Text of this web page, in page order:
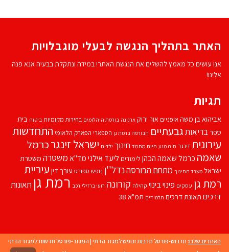
האתר בתהליך הנגשה לבעלי מוגבלויות
אנו עושים כל מאמץ להשלים את הנגשת האתר! במידה ונתקלת בבעיה אנא פנה
אלינו!
תגיות
אביהוא בן משהאופניים אור ירוק ארנונה בורסת היהלומים בחירות מקומיות ביטוח בית
ספרבריאותגבעתיים הבורסה ברמת גן הספארי הפארק הלאומי התחדשות
עירוניתזינגר חיה מנע חיות מחמד חינוך ילדים ישראל זינגרכרמל
שאמה כרמל שאמה הכהן לימודים ליעד אילנימד''אמשטרה משטרת
ישראל משרד החינוך מתחם הבורסהנדל''ן נופש ספורט עורך דין עיריית
רמת גן עסקים פינוי בינוי קהילה קורונה רועי ברזילי רכב רמת גן תאונות
דרכים תאונת דרכים תלמידים תמ"א 38
האתרים שלנו: תרבוש-פורטל תרבות ונופש למגזר הדתי | המגזר-פורטל חדשות למגזר הדתי